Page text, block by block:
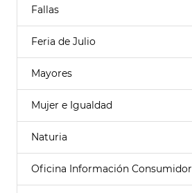
Fallas
Feria de Julio
Mayores
Mujer e Igualdad
Naturia
Oficina Información Consumidor